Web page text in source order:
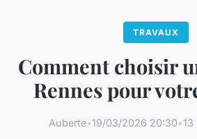
TRAVAUX
Comment choisir
Rennes pour
Auberte•19/03/2026 20:30•13